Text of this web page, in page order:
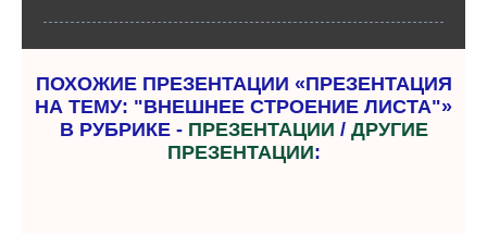
ПОХОЖИЕ ПРЕЗЕНТАЦИИ «ПРЕЗЕНТАЦИЯ
НА ТЕМУ: "ВНЕШНЕЕ СТРОЕНИЕ ЛИСТА"»
В РУБРИКЕ - ПРЕЗЕНТАЦИИ / ДРУГИЕ
ПРЕЗЕНТАЦИИ: